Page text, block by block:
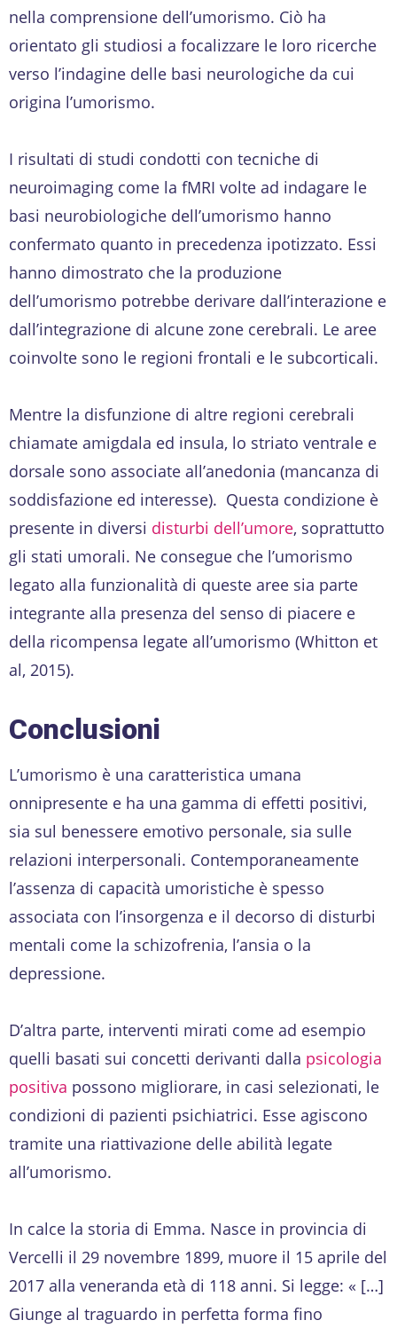
nella comprensione dell’umorismo. Ciò ha
orientato gli studiosi a focalizzare le loro ricerche
verso l’indagine delle basi neurologiche da cui
origina l’umorismo.
I risultati di studi condotti con tecniche di
neuroimaging come la fMRI volte ad indagare le
basi neurobiologiche dell’umorismo hanno
confermato quanto in precedenza ipotizzato. Essi
hanno dimostrato che la produzione
dell’umorismo potrebbe derivare dall’interazione e
dall’integrazione di alcune zone cerebrali. Le aree
coinvolte sono le regioni frontali e le subcorticali.
Mentre la disfunzione di altre regioni cerebrali
chiamate amigdala ed insula, lo striato ventrale e
dorsale sono associate all’anedonia (mancanza di
soddisfazione ed interesse). Questa condizione è
presente in diversi disturbi dell’umore, soprattutto
gli stati umorali. Ne consegue che l’umorismo
legato alla funzionalità di queste aree sia parte
integrante alla presenza del senso di piacere e
della ricompensa legate all’umorismo (Whitton et
al, 2015).
Conclusioni
L’umorismo è una caratteristica umana
onnipresente e ha una gamma di effetti positivi,
sia sul benessere emotivo personale, sia sulle
relazioni interpersonali. Contemporaneamente
l’assenza di capacità umoristiche è spesso
associata con l’insorgenza e il decorso di disturbi
mentali come la schizofrenia, l’ansia o la
depressione.
D’altra parte, interventi mirati come ad esempio
quelli basati sui concetti derivanti dalla psicologia
positiva possono migliorare, in casi selezionati, le
condizioni di pazienti psichiatrici. Esse agiscono
tramite una riattivazione delle abilità legate
all’umorismo.
In calce la storia di Emma. Nasce in provincia di
Vercelli il 29 novembre 1899, muore il 15 aprile del
2017 alla veneranda età di 118 anni. Si legge: « […]
Giunge al traguardo in perfetta forma fino